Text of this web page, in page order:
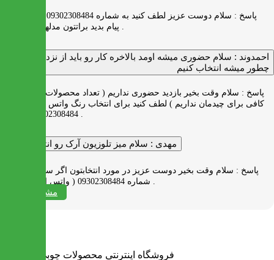
پاسخ :
احمدوند : سلام حضوری میشه اومد بالاخره کار رو باید از نزدیک دید
چطور میشه انتخاب کنیم
پاسخ : سلام وقت بخیر بازدید حضوری نداریم ( تعداد محصولات زیاد و فضای
کافی برای چیدمان نداریم ) لطف کنید برای انتخاب رنگ واتس اپ به شماره
مهدی : سلام میز تلوزیون آرک رو انتخاب کردم
پاسخ : سلام وقت بخیر دوست عزیز در مورد انتخابتون اگر سوالی دارید به
شماره 09302308484 ( واتس اپ ) پیام بدید .
مشاهده همه
فروشگاه اینترنتی محصولات چوبی ایران میز